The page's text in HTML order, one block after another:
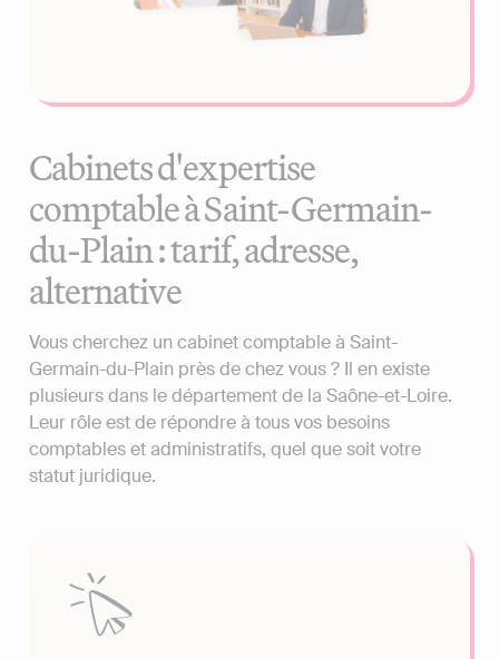
Cabinets d'expertise
comptable à Saint-Germain-
du-Plain : tarif, adresse,
alternative
Vous cherchez un cabinet comptable à Saint-
Germain-du-Plain près de chez vous ? Il en existe
plusieurs dans le département de la Saône-et-Loire.
Leur rôle est de répondre à tous vos besoins
comptables et administratifs, quel que soit votre
statut juridique.